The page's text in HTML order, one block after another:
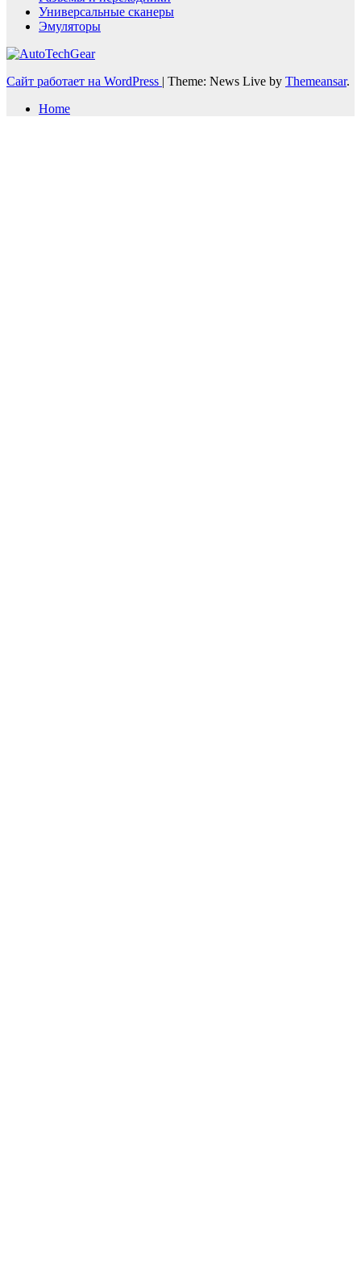
Универсальные сканеры
Эмуляторы
Сайт работает на WordPress | Theme: News Live by Themeansar.
Home